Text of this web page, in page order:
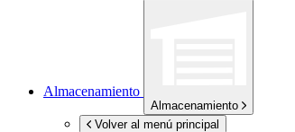
Almacenamiento
Almacenamiento
Volver al menú principal